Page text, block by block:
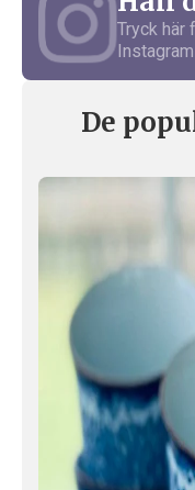
Tryck här
De